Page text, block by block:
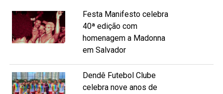
Festa Manifesto celebra
40ª edição com
homenagem a Madonna
em Salvador
Dendê Futebol Clube
celebra nove anos de